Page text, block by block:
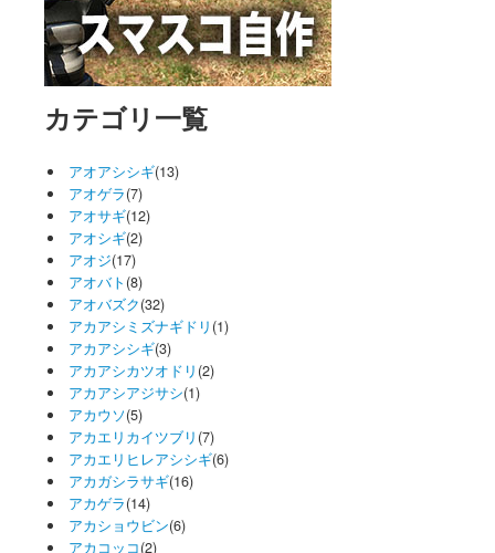
カテゴリ一覧
アオアシシギ(13)
アオゲラ(7)
アオサギ(12)
アオシギ(2)
アオジ(17)
アオバト (8)
アオバズク(32)
アカアシミズナギドリ (1)
アカアシシギ(3)
アカアシカツオドリ (2)
アカアシアジサシ(1)
アカウソ(5)
アカエリカイツブリ (7)
アカエリヒレアシシギ(6)
アカガシラサギ(16)
アカゲラ(14)
アカショウビン(6)
アカコッコ(2)